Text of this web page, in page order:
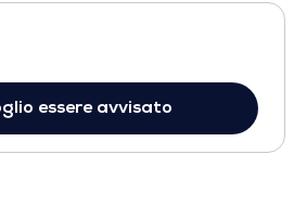
essere avvisato